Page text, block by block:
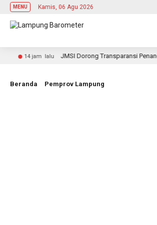
MENU Kamis, 06 Agu 2026
14 jam lalu JMSI Dorong Transparansi
Beranda Pemprov Lampung